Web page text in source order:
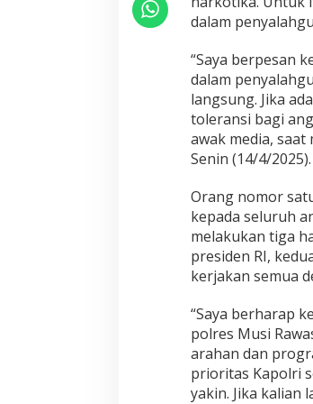
B
i
A
n
g
g
o
t
T
e
r
l
b
t
P
e
n
y
a
dalam
“Saya berpesan
dalam
langsung. Jika
toleransi bagi
awak media,
Senin (14/4/2025).
Orang nomor
kepada seluruh
melakukan tiga
presiden RI,
kerjakan semua
“Saya berharap
polres Musi
arahan dan
prioritas Kapolri
yakin. Jika kalian